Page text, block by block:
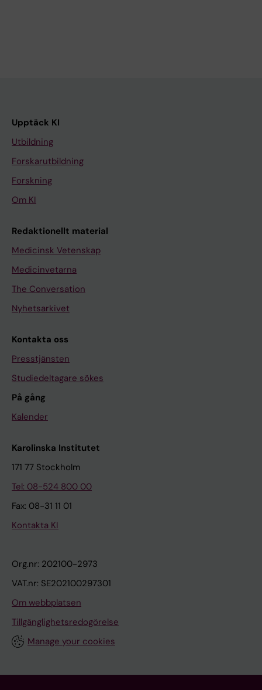
Upptäck KI
Utbildning
Forskarutbildning
Forskning
Om KI
Redaktionellt material
Medicinsk Vetenskap
Medicinvetarna
The Conversation
Nyhetsarkivet
Kontakta oss
Presstjänsten
Studiedeltagare sökes
På gång
Kalender
Karolinska Institutet
171 77 Stockholm
Tel: 08-524 800 00
Fax: 08-31 11 01
Kontakta KI
Org.nr: 202100-2973
VAT.nr: SE202100297301
Om webbplatsen
Tillgänglighetsredogörelse
Manage your cookies